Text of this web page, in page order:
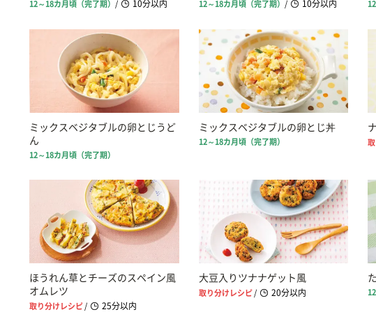
12～18カ月頃（完了期） / 10分以内 12～18カ月頃（完了期） / 10分以内
ミックスベジタブルの卵とじうど
ん
12～18カ月頃（完了期）
ミックスベジタブルの卵とじ丼
12～18カ月頃（完了期）
ほうれん草とチーズのスペイン風
オムレツ
取り分けレシピ / 25分以内
大豆入りツナナゲット風
取り分けレシピ / 20分以内